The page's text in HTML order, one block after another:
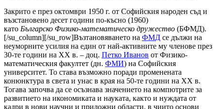
Закрито е през октомври 1950 г. от Софийския народен съд и
възстановено десет години по-късно (1960)
като Българско Физико-математическо дружество (БФМД).
[/su_column][/su_row]Възтановяването на ФМД се дължи на
неуморните усилия на един от най-активните му членове през
30-те години на ХХ в. – доц. Петко Иванов от Физико-
математическия факултет (дн. ФМИ) на Софийския
университет. То става възможно поради променената
конюнктура в света и унас в края на 50-те години на ХХ в.
Тогава започва да се осъзнава значението на компютрите за
развитието на икономиката и науката, както и нуждата от
кадри в нови научни и приложни области, в чиито основи